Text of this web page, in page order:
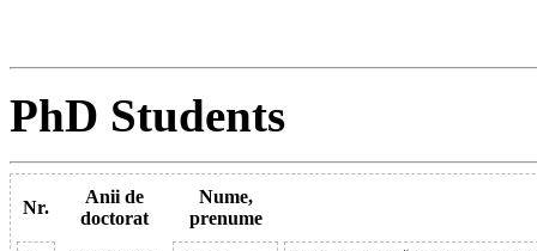
PhD Students
Nr.
Anii de
doctorat
Nume,
prenume